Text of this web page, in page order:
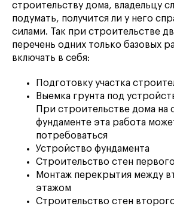
строительству дома, владельцу
подумать, получится ли у него
силами. Так при строительстве
перечень одних только базовых
включать в себя:
Подготовку участка
Выемка грунта под
При строительстве дома на
фундаменте эта работа
потребоваться
Устройство фундамента
Строительство стен
Монтаж перекрытия между
этажом
Строительство стен